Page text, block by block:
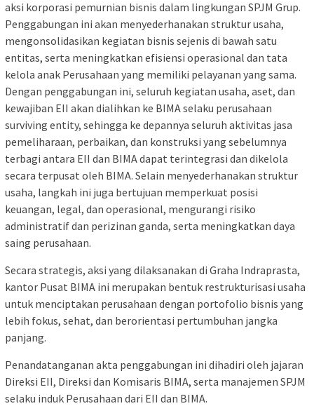
aksi korporasi pemurnian bisnis dalam lingkungan SPJM Grup.
Penggabungan ini akan menyederhanakan struktur usaha,
mengonsolidasikan kegiatan bisnis sejenis di bawah satu
entitas, serta meningkatkan efisiensi operasional dan tata
kelola anak Perusahaan yang memiliki pelayanan yang sama.
Dengan penggabungan ini, seluruh kegiatan usaha, aset, dan
kewajiban EII akan dialihkan ke BIMA selaku perusahaan
surviving entity, sehingga ke depannya seluruh aktivitas jasa
pemeliharaan, perbaikan, dan konstruksi yang sebelumnya
terbagi antara EII dan BIMA dapat terintegrasi dan dikelola
secara terpusat oleh BIMA. Selain menyederhanakan struktur
usaha, langkah ini juga bertujuan memperkuat posisi
keuangan, legal, dan operasional, mengurangi risiko
administratif dan perizinan ganda, serta meningkatkan daya
saing perusahaan.
Secara strategis, aksi yang dilaksanakan di Graha Indraprasta,
kantor Pusat BIMA ini merupakan bentuk restrukturisasi usaha
untuk menciptakan perusahaan dengan portofolio bisnis yang
lebih fokus, sehat, dan berorientasi pertumbuhan jangka
panjang.
Penandatanganan akta penggabungan ini dihadiri oleh jajaran
Direksi EII, Direksi dan Komisaris BIMA, serta manajemen SPJM
selaku induk Perusahaan dari EII dan BIMA.